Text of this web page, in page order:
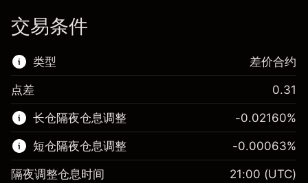
交易条件
类型
该金融市场可进行差价合约交易。
了解更多:
差价合约
差价合约
点差 0.31
长仓隔夜仓息调整 -0.02160%
短仓隔夜仓息调整 -0.00063%
隔夜调整仓息时间 21:00 (UTC)